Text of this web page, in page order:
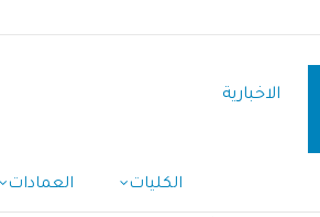
الاخبارية
الكليات العمادات